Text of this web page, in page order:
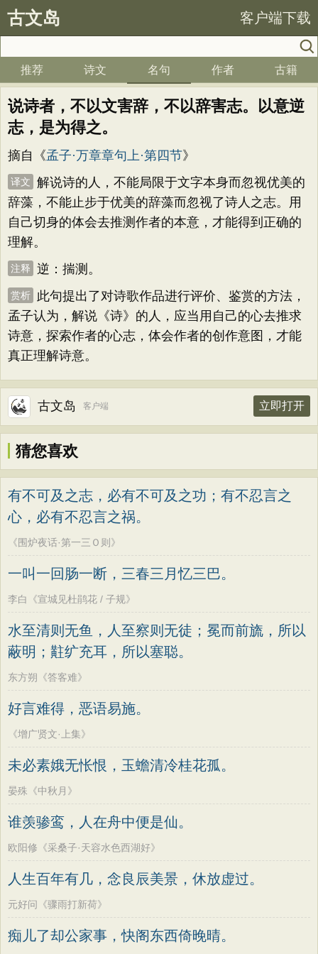
古文岛 客户端下载
推荐 诗文 名句 作者 古籍
说诗者，不以文害辞，不以辞害志。以意逆
志，是为得之。
摘自《孟子·万章章句上·第四节》
译文
解说诗的人，不能局限于文字本身而忽视优美的
辞藻，不能止步于优美的辞藻而忽视了诗人之志。用
自己切身的体会去推测作者的本意，才能得到正确的
理解。
注释 逆：揣测。
赏析
此句提出了对诗歌作品进行评价、鉴赏的方法，
孟子认为，解说《诗》的人，应当用自己的心去推求
诗意，探索作者的心志，体会作者的创作意图，才能
真正理解诗意。
古文岛 客户端 立即打开
猜您喜欢
有不可及之志，必有不可及之功；有不忍言之
心，必有不忍言之祸。
《围炉夜话·第一三Ｏ则》
一叫一回肠一断，三春三月忆三巴。
李白《宣城见杜鹃花 / 子规》
水至清则无鱼，人至察则无徒；冕而前旒，所以
蔽明；黈纩充耳，所以塞聪。
东方朔《答客难》
好言难得，恶语易施。
《增广贤文·上集》
未必素娥无怅恨，玉蟾清冷桂花孤。
晏殊《中秋月》
谁羡骖鸾，人在舟中便是仙。
欧阳修《采桑子·天容水色西湖好》
人生百年有几，念良辰美景，休放虚过。
元好问《骤雨打新荷》
痴儿了却公家事，快阁东西倚晚晴。